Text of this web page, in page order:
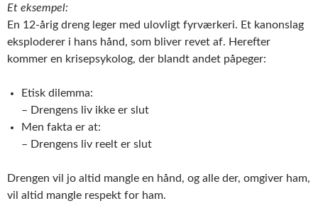
Et eksempel:
En 12-årig dreng leger med ulovligt fyrværkeri. Et kanonslag
eksploderer i hans hånd, som bliver revet af. Herefter
kommer en krisepsykolog, der blandt andet påpeger:
Etisk dilemma:
– Drengens liv ikke er slut
Men fakta er at:
– Drengens liv reelt er slut
Drengen vil jo altid mangle en hånd, og alle der, omgiver ham,
vil altid mangle respekt for ham.